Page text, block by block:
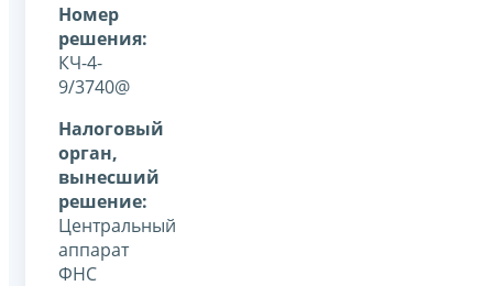
Номер
решения:
КЧ-4-
9/3740@
Налоговый
орган,
вынесший
решение:
Центральный
аппарат
ФНС